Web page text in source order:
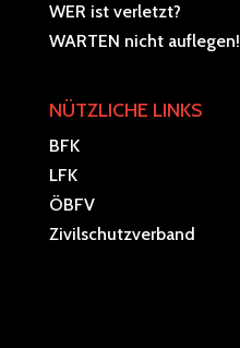
WER ist verletzt?
WARTEN nicht auflegen!
NÜTZLICHE LINKS
BFK
LFK
ÖBFV
Zivilschutzverband